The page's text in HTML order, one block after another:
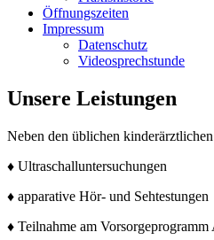
Öffnungszeiten
Impressum
Datenschutz
Videosprechstunde
Unsere Leistungen
Neben den üblichen
♦ Ultraschalluntersuchungen
♦ apparative Hör- und Sehtestungen
♦ Teilnahme am